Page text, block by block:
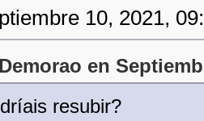
10, 2021,
en
resubir?